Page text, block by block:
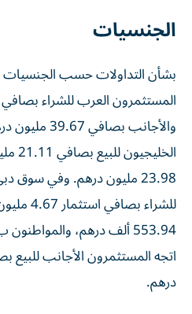
الجنسيات
بشأن التداولات حسب
والأجانب
23.98 مليون درهم. وفي
للشراء
درهم.